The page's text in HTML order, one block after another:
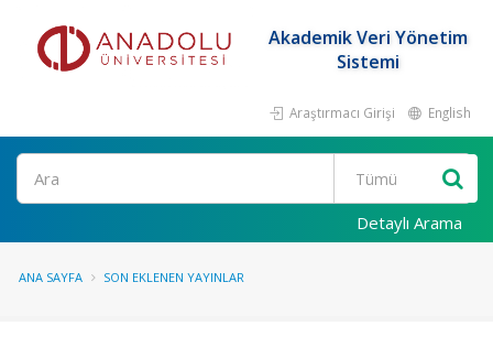
Akademik Veri Yönetim
Sistemi
Araştırmacı Girişi English
Ara
Detaylı Arama
ANA SAYFA SON EKLENEN YAYINLAR